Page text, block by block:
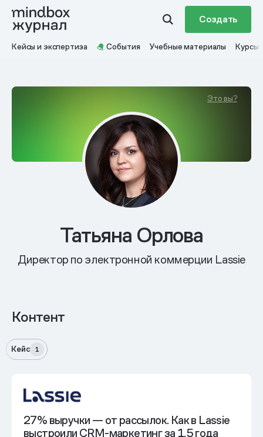
Создать
Кейсы и экспертиза События Учебные материалы Курсы
Это вы?
Татьяна Орлова
Директор по электронной коммерции Lassie
Контент
Кейс 1
27% выручки — от рассылок. Как в Lassie
выстроили CRM-маркетинг за 1,5 года